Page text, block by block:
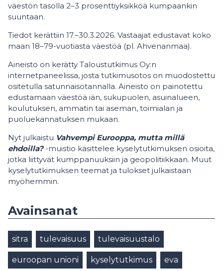
väestön tasolla 2–3 prosenttiyksikköä kumpaankin
suuntaan.
Tiedot kerättiin 17.–30.3.2026. Vastaajat edustavat koko
maan 18–79-vuotiasta väestöä (pl. Ahvenanmaa).
Aineisto on kerätty Taloustutkimus Oy:n
internetpaneelissa, josta tutkimusotos on muodostettu
ositetulla satunnaisotannalla. Aineisto on painotettu
edustamaan väestöä iän, sukupuolen, asuinalueen,
koulutuksen, ammatin tai aseman, toimialan ja
puoluekannatuksen mukaan.
Nyt julkaistu Vahvempi Eurooppa, mutta millä
ehdoilla? -muistio käsittelee kyselytutkimuksen osioita,
jotka liittyvät kumppanuuksiin ja geopolitiikkaan. Muut
kyselytutkimuksen teemat ja tulokset julkaistaan
myöhemmin.
Avainsanat
sitra tulevaisuus tulevaisuustalo
euroopan unioni kyselytutkimus eva